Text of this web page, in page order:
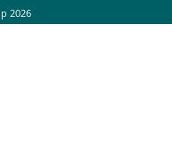
2026